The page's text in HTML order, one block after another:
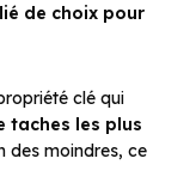
de choix pour
clé qui
taches les plus
des moindres, ce